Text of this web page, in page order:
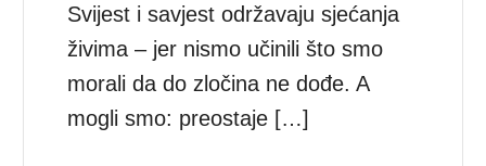
Svijest i savjest održavaju sjećanja
živima – jer nismo učinili što smo
morali da do zločina ne dođe. A
mogli smo: preostaje […]